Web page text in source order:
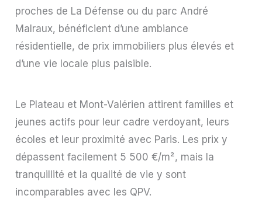
proches de La Défense ou du parc André
Malraux, bénéficient d’une ambiance
résidentielle, de prix immobiliers plus élevés et
d’une vie locale plus paisible.
Le Plateau et Mont-Valérien attirent familles et
jeunes actifs pour leur cadre verdoyant, leurs
écoles et leur proximité avec Paris. Les prix y
dépassent facilement 5 500 €/m², mais la
tranquillité et la qualité de vie y sont
incomparables avec les QPV.